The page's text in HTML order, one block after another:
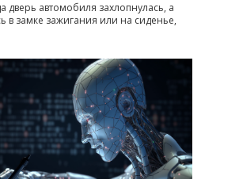
дверь автомобиля захлопнулась, а
в замке зажигания или на сиденье,